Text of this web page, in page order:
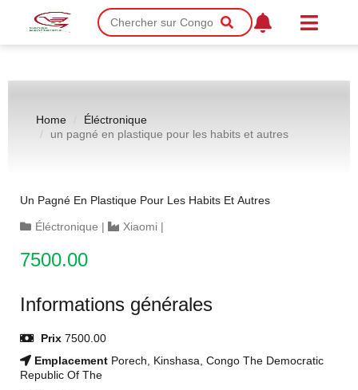
Home
Éléctronique
un pagné en plastique pour les habits et autres
Un Pagné En Plastique Pour Les Habits Et Autres
Éléctronique | Xiaomi |
7500.00
Informations générales
Prix 7500.00
Emplacement Porech, Kinshasa, Congo The Democratic
Republic Of The